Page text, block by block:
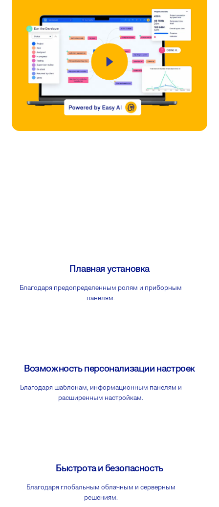
Плавная установка
Благодаря предопределенным ролям и приборным
панелям.
Возможность персонализации настроек
Благодаря шаблонам, информационным панелям и
расширенным настройкам.
Быстрота и безопасность
Благодаря глобальным облачным и серверным
решениям.